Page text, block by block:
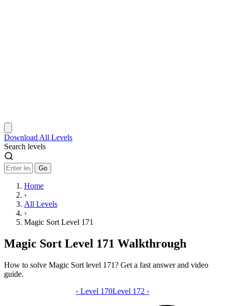
Download All Levels
Search levels
Go
Home
›
All Levels
›
Magic Sort Level 171
Magic Sort Level 171 Walkthrough
How to solve Magic Sort level 171? Get a fast answer and video
guide.
Magic Sort level 171 video guide
‹ Level 170Level 172 ›